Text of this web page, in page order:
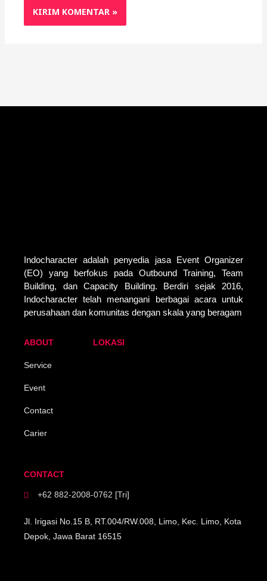
Indocharacter adalah penyedia jasa Event Organizer
(EO) yang berfokus pada Outbound Training, Team
Building, dan Capacity Building. Berdiri sejak 2016,
Indocharacter telah menangani berbagai acara untuk
perusahaan dan komunitas dengan skala yang beragam
ABOUT
Service
Event
Contact
Carier
LOKASI
CONTACT
+62 882-2008-0762 [Tri]
Jl. Irigasi No.15 B, RT.004/RW.008, Limo, Kec. Limo, Kota
Depok, Jawa Barat 16515